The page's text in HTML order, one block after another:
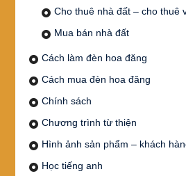
Cho thuê nhà đất – cho thuê
Mua bán nhà đất
Cách làm đèn hoa đăng
Cách mua đèn hoa đăng
Chính sách
Chương trình từ thiện
Hình ảnh sản phẩm – khách
Học tiếng anh